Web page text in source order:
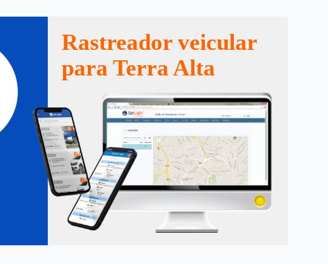
Rastreador veicular
para Terra Alta